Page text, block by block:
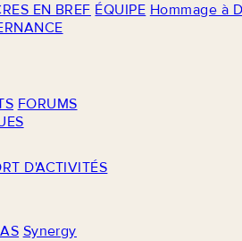
EN BREF ÉQUIPE Hommage à
FORUMS
D'ACTIVITÉS
Synergy